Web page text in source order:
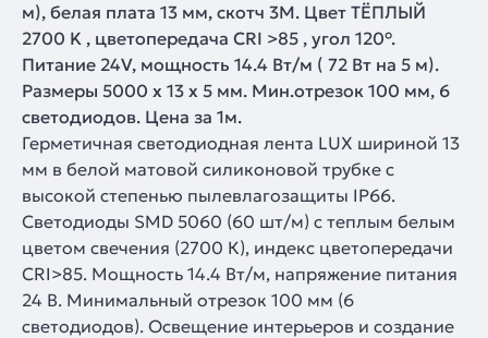
м), белая плата 13 мм, скотч 3M. Цвет ТЁПЛЫЙ
2700 K , цветопередача CRI >85 , угол 120°.
Питание 24V, мощность 14.4 Вт/м ( 72 Вт на 5 м).
Размеры 5000 x 13 x 5 мм. Мин.отрезок 100 мм, 6
светодиодов. Цена за 1м.
Герметичная светодиодная лента LUX шириной 13
мм в белой матовой силиконовой трубке с
высокой степенью пылевлагозащиты IP66.
Светодиоды SMD 5060 (60 шт/м) с теплым белым
цветом свечения (2700 К), индекс цветопередачи
CRI>85. Мощность 14.4 Вт/м, напряжение питания
24 В. Минимальный отрезок 100 мм (6
светодиодов). Освещение интерьеров и создание